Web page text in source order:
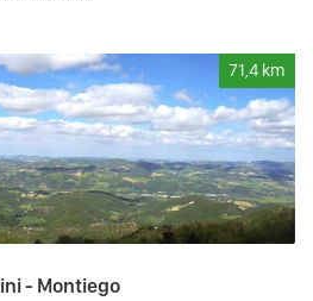
71,4 km
- Montiego